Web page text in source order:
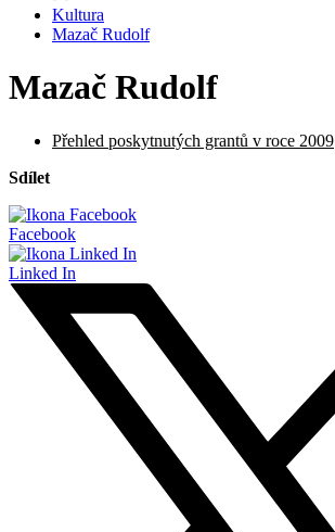
Kultura
Mazač Rudolf
Mazač Rudolf
Přehled poskytnutých grantů v roce 2009
Sdílet
Facebook
Linked In